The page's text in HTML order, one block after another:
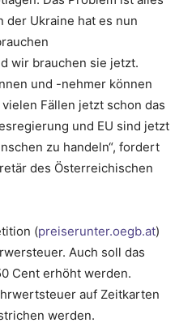
der Ukraine hat es nun
wir brauchen sie jetzt.
und -nehmer können
Fällen jetzt schon das
und EU sind jetzt
zu handeln“, fordert
des Österreichischen
(preiserunter.oegb.at)
Auch soll das
Cent erhöht werden.
auf Zeitkarten
werden.